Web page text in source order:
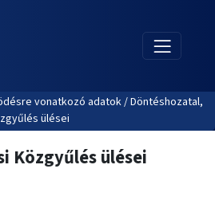
vonatkozó adatok / Döntéshozatal,
ülései
Közgyűlés ülései